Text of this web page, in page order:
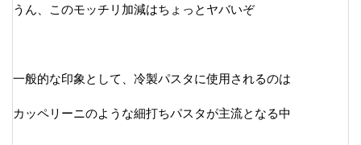
うん、このモッチリ加減はちょっとヤバいぞ
一般的な印象として、冷製パスタに使用されるのは
カッペリーニのような細打ちパスタが主流となる中